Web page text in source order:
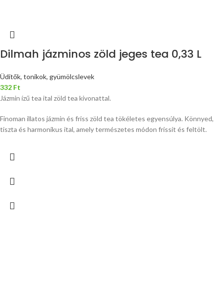
Dilmah jázminos zöld jeges tea 0,33 L
Üdítők, tonikok, gyümölcslevek
332 Ft
Jázmin ízű tea ital zöld tea kivonattal.
Finoman illatos jázmin és friss zöld tea tökéletes egyensúlya. Könnyed,
tiszta és harmonikus ital, amely természetes módon frissít és feltölt.